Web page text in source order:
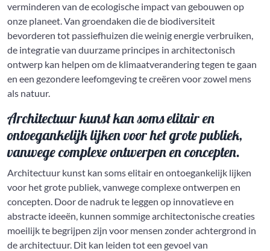
verminderen van de ecologische impact van gebouwen op
onze planeet. Van groendaken die de biodiversiteit
bevorderen tot passiefhuizen die weinig energie verbruiken,
de integratie van duurzame principes in architectonisch
ontwerp kan helpen om de klimaatverandering tegen te gaan
en een gezondere leefomgeving te creëren voor zowel mens
als natuur.
Architectuur kunst kan soms elitair en
ontoegankelijk lijken voor het grote publiek,
vanwege complexe ontwerpen en concepten.
Architectuur kunst kan soms elitair en ontoegankelijk lijken
voor het grote publiek, vanwege complexe ontwerpen en
concepten. Door de nadruk te leggen op innovatieve en
abstracte ideeën, kunnen sommige architectonische creaties
moeilijk te begrijpen zijn voor mensen zonder achtergrond in
de architectuur. Dit kan leiden tot een gevoel van